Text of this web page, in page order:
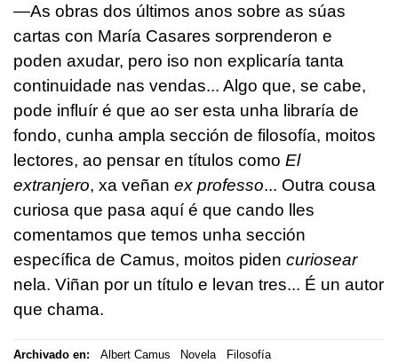
—As obras dos últimos anos sobre as súas
cartas con María Casares sorprenderon e
poden axudar, pero iso non explicaría tanta
continuidade nas vendas... Algo que, se cabe,
pode influír é que ao ser esta unha libraría de
fondo, cunha ampla sección de filosofía, moitos
lectores, ao pensar en títulos como El
extranjero, xa veñan ex professo... Outra cousa
curiosa que pasa aquí é que cando lles
comentamos que temos unha sección
específica de Camus, moitos piden curiosear
nela. Viñan por un título e levan tres... É un autor
que chama.
Archivado en: Albert Camus Novela Filosofía